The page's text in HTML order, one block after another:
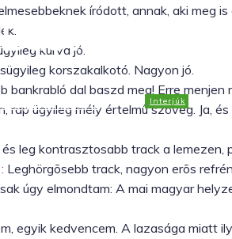
Interjú
Richárd Interjúk
X WhatsApp
íródott, annak, aki meg
kurva jó.
korszakalkotó. Nagyon jó.
bankrabló dal baszd meg! Erre menjen
rap ügyileg mély értelmû szöveg. Ja,
leg kontrasztosabb track a
Leghörgõsebb track, nagyon erõs
úgy elmondtam: A mai magyar
egyik kedvencem. A lazasága miatt